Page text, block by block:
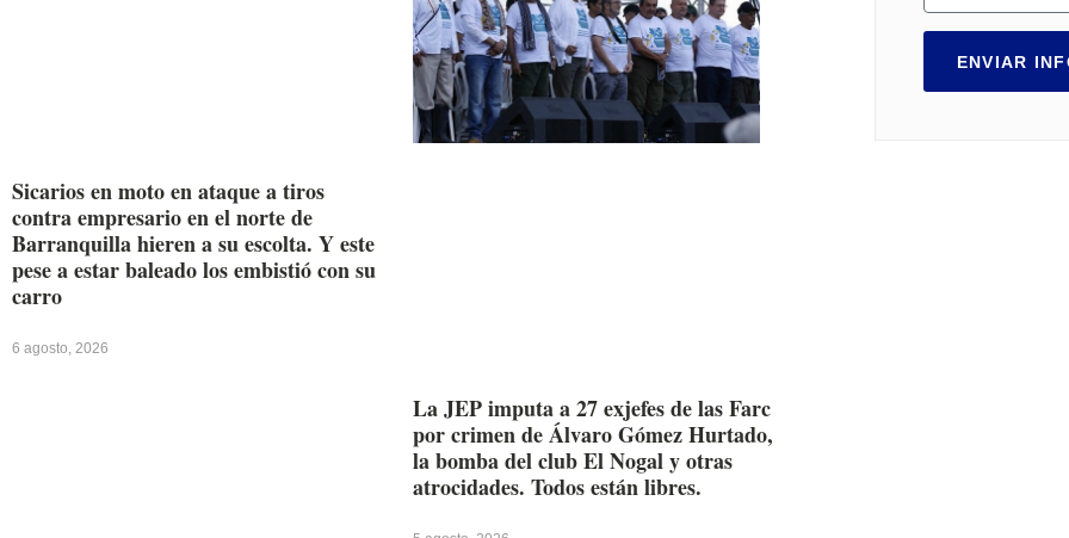
Sicarios en moto en ataque a tiros
contra empresario en el norte de
Barranquilla hieren a su escolta. Y este
pese a estar baleado los embistió con su
carro
6 agosto, 2026
La JEP imputa a 27 exjefes de las Farc
por crimen de Álvaro Gómez Hurtado,
la bomba del club El Nogal y otras
atrocidades. Todos están libres.
ENVIAR